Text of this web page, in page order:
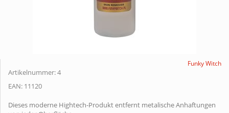
Funky Witch
Artikelnummer:4
EAN: 11120
Dieses moderne Hightech-Produkt entfernt metalische Anhaftungen